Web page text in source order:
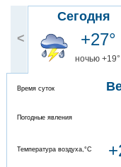
<
Сегодня
+27°
ночью +19°
Время суток
Погодные явления
Температура воздуха,°C